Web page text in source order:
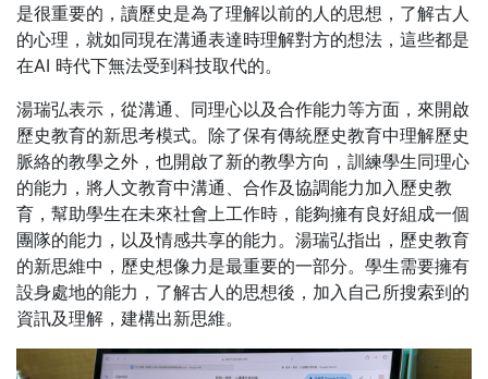
是很重要的，讀歷史是為了理解以前的人的思想，了解古人
的心理，就如同現在溝通表達時理解對方的想法，這些都是
在AI 時代下無法受到科技取代的。
湯瑞弘表示，從溝通、同理心以及合作能力等方面，來開啟
歷史教育的新思考模式。除了保有傳統歷史教育中理解歷史
脈絡的教學之外，也開啟了新的教學方向，訓練學生同理心
的能力，將人文教育中溝通、合作及協調能力加入歷史教
育，幫助學生在未來社會上工作時，能夠擁有良好組成一個
團隊的能力，以及情感共享的能力。湯瑞弘指出，歷史教育
的新思維中，歷史想像力是最重要的一部分。學生需要擁有
設身處地的能力，了解古人的思想後，加入自己所搜索到的
資訊及理解，建構出新思維。